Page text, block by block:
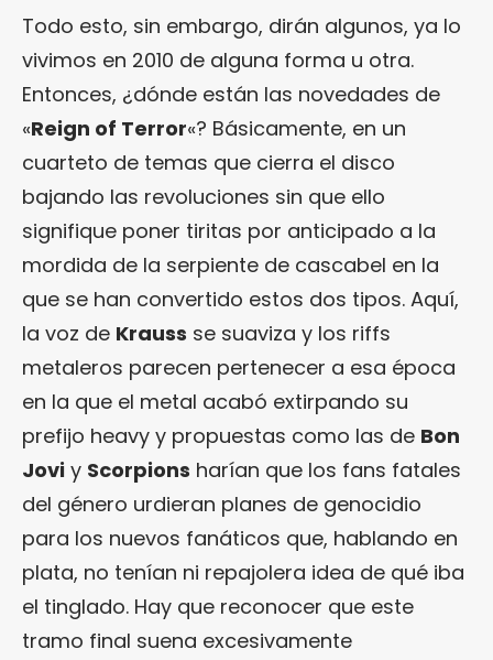
Todo esto, sin embargo, dirán algunos, ya lo
vivimos en 2010 de alguna forma u otra.
Entonces, ¿dónde están las novedades de
«Reign of Terror«? Básicamente, en un
cuarteto de temas que cierra el disco
bajando las revoluciones sin que ello
signifique poner tiritas por anticipado a la
mordida de la serpiente de cascabel en la
que se han convertido estos dos tipos. Aquí,
la voz de Krauss se suaviza y los riffs
metaleros parecen pertenecer a esa época
en la que el metal acabó extirpando su
prefijo heavy y propuestas como las de Bon
Jovi y Scorpions harían que los fans fatales
del género urdieran planes de genocidio
para los nuevos fanáticos que, hablando en
plata, no tenían ni repajolera idea de qué iba
el tinglado. Hay que reconocer que este
tramo final suena excesivamente